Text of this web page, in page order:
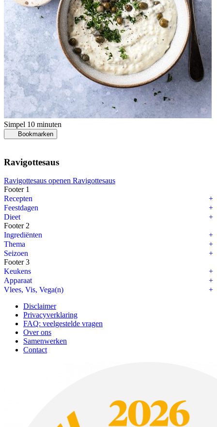
Simpel 10 minuten
Bookmarken
Ravigottesaus
Ravigottesaus openen Ravigottesaus
Footer 1
Recepten
Feestdagen
Dieet
Footer 2
Ingrediënten
Thema
Seizoen
Footer 3
Keukens
Apparaat
Vlees, Vis, Vega(n)
Disclaimer
Privacyverklaring
FAQ: veelgestelde vragen
Over ons
Samenwerken
Contact